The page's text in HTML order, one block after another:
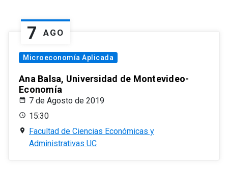
7 AGO
Microeconomía Aplicada
Ana Balsa, Universidad de Montevideo-
Economía
7 de Agosto de 2019
15:30
Facultad de Ciencias Económicas y
Administrativas UC